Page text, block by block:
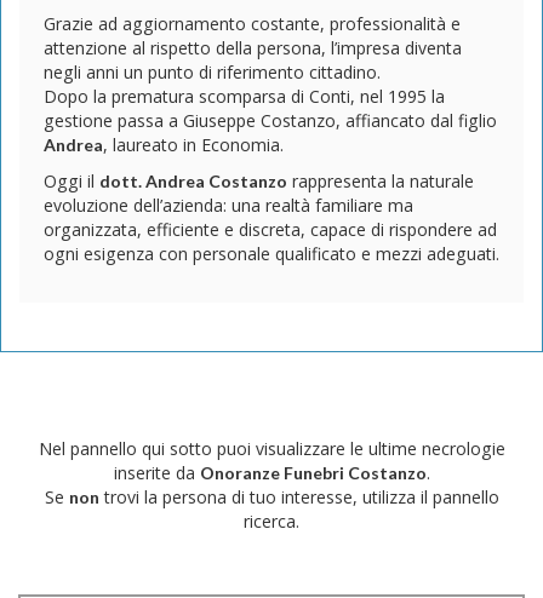
Grazie ad aggiornamento costante, professionalità e
attenzione al rispetto della persona, l’impresa diventa
negli anni un punto di riferimento cittadino.
Dopo la prematura scomparsa di Conti, nel 1995 la
gestione passa a Giuseppe Costanzo, affiancato dal figlio
Andrea, laureato in Economia.
Oggi il dott. Andrea Costanzo rappresenta la naturale
evoluzione dell’azienda: una realtà familiare ma
organizzata, efficiente e discreta, capace di rispondere ad
ogni esigenza con personale qualificato e mezzi adeguati.
Nel pannello qui sotto puoi visualizzare le ultime necrologie
inserite da Onoranze Funebri Costanzo.
Se non trovi la persona di tuo interesse, utilizza il pannello
ricerca.